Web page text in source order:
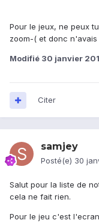
Pour le jeux, ne peux
zoom-( et donc n'avais
Modifié 30 janvier
Citer
samjey
Posté(e) 30
Salut pour la liste de
cela ne fait rien.
Pour le jeu c'est